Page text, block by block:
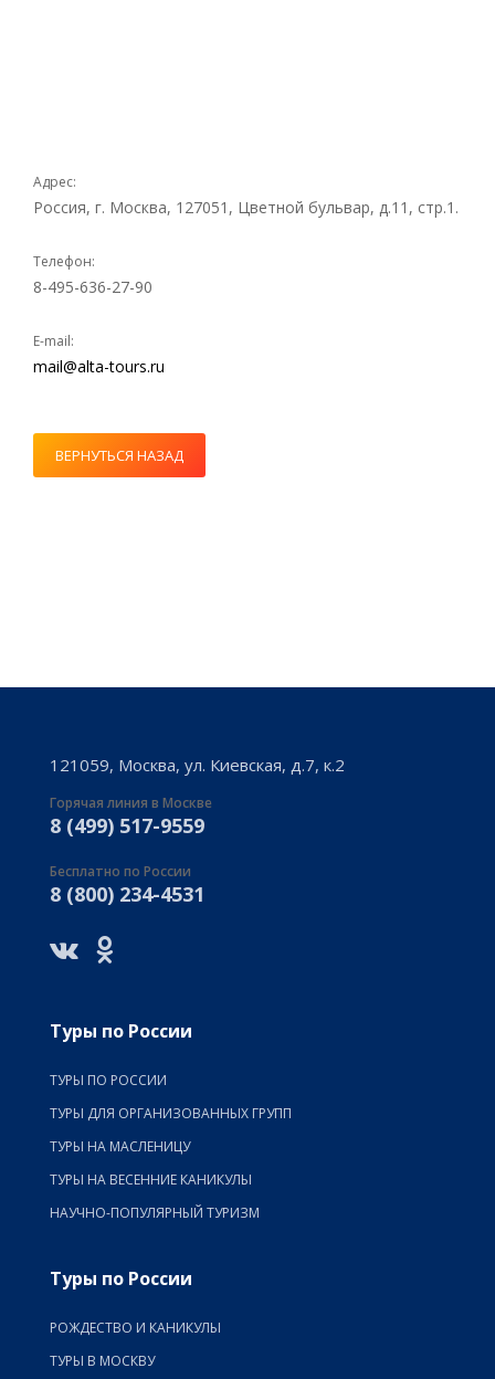
Адрес:
Россия, г. Москва, 127051, Цветной бульвар, д.11, стр.1.
Телефон:
8-495-636-27-90
E-mail:
mail@alta-tours.ru
ВЕРНУТЬСЯ НАЗАД
121059, Москва, ул. Киевская, д.7, к.2
Горячая линия в Москве
8 (499) 517-9559
Бесплатно по России
8 (800) 234-4531
Туры по России
ТУРЫ ПО РОССИИ
ТУРЫ ДЛЯ ОРГАНИЗОВАННЫХ ГРУПП
ТУРЫ НА МАСЛЕНИЦУ
ТУРЫ НА ВЕСЕННИЕ КАНИКУЛЫ
НАУЧНО-ПОПУЛЯРНЫЙ ТУРИЗМ
Туры по России
РОЖДЕСТВО И КАНИКУЛЫ
ТУРЫ В МОСКВУ